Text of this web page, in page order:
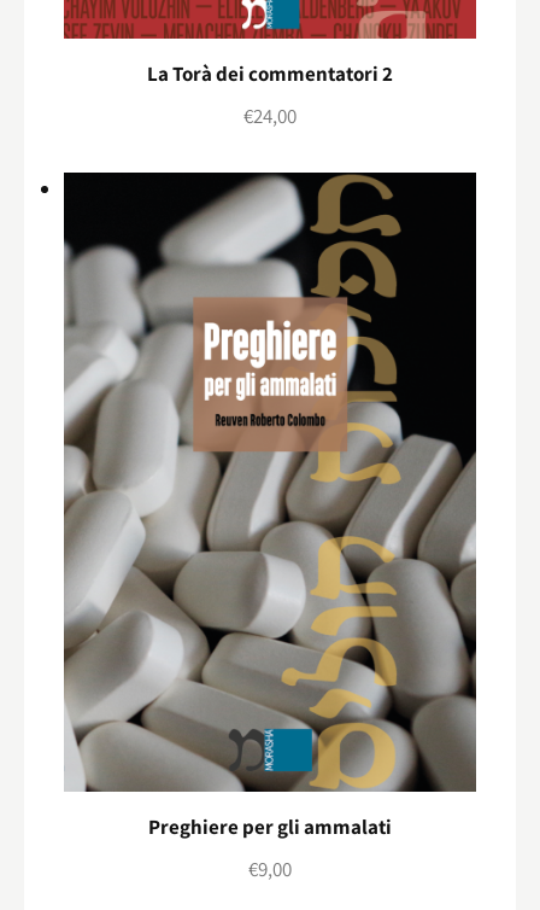
La Torà dei commentatori 2
€24,00
Preghiere per gli ammalati
€9,00